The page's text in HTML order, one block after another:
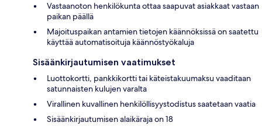
Vastaanoton henkilökunta ottaa saapuvat asiakkaat vastaan
paikan päällä
Majoituspaikan antamien tietojen käännöksissä on saatettu
käyttää automatisoituja käännöstyökaluja
Sisäänkirjautumisen vaatimukset
Luottokortti, pankkikortti tai käteistakuumaksu vaaditaan
satunnaisten kulujen varalta
Virallinen kuvallinen henkilöllisyystodistus saatetaan vaatia
Sisäänkirjautumisen alaikäraja on 18